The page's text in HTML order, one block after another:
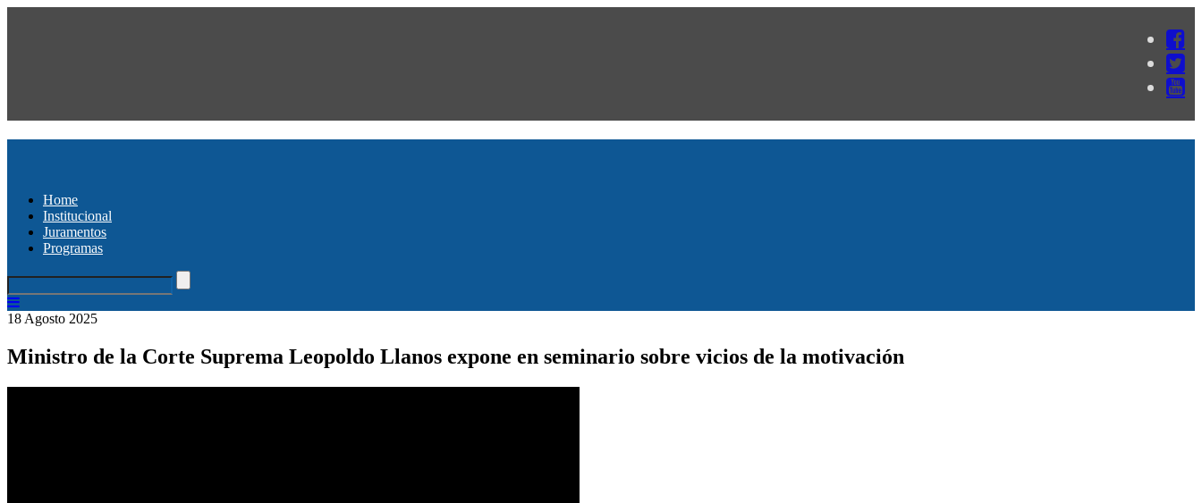
Home
Institucional
Juramentos
Programas
18 Agosto 2025
Ministro de la Corte Suprema Leopoldo Llanos expone en seminario sobre vicios de la motivación